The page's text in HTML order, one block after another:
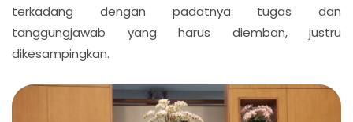
terkadang dengan padatnya tugas dan
tanggungjawab yang harus diemban, justru
dikesampingkan.